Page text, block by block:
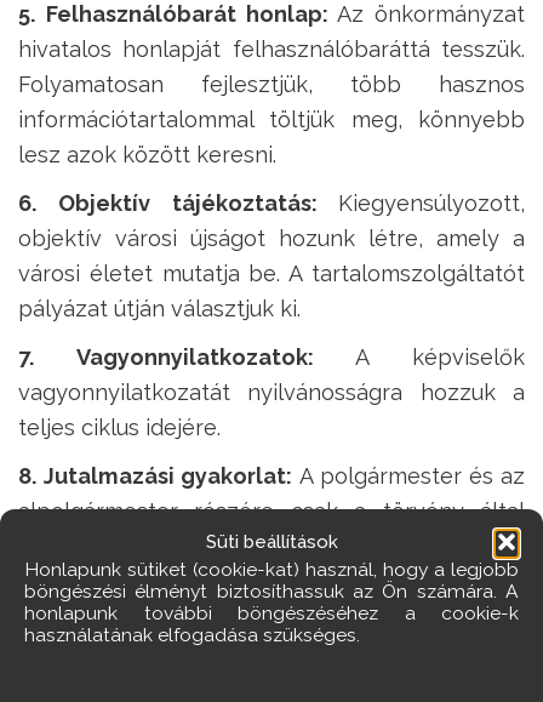
Süti beállítások
Honlapunk sütiket (cookie-kat) használ, hogy a legjobb
böngészési élményt biztosíthassuk az Ön számára. A
honlapunk további böngészéséhez a cookie-k
használatának elfogadása szükséges.
5. Felhasználóbarát honlap: Az önkormányzat
hivatalos honlapját felhasználóbaráttá tesszük.
Folyamatosan fejlesztjük, több hasznos
információtartalommal töltjük meg, könnyebb
lesz azok között keresni.
6. Objektív tájékoztatás: Kiegyensúlyozott,
objektív városi újságot hozunk létre, amely a
városi életet mutatja be. A tartalomszolgáltatót
pályázat útján választjuk ki.
7. Vagyonnyilatkozatok:A képviselők
vagyonnyilatkozatát nyilvánosságra hozzuk a
teljes ciklus idejére.
8. Jutalmazási gyakorlat: A polgármester és az
alpolgármester részére csak a törvény által
lehetővé tett jutalmazási gyakorlatot követjük.
9. Helyi akarat:A helyi társadalmat is segítségül
hívjuk az erőltetett urbanizációval, nagyvárosias